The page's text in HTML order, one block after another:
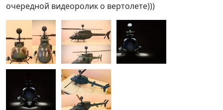
очередной видеоролик о вертолете)))